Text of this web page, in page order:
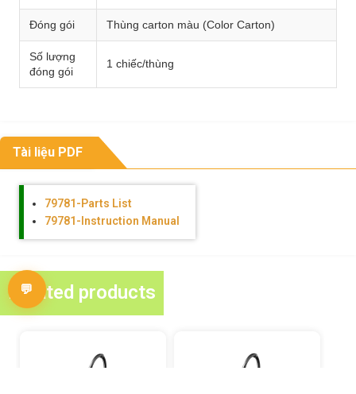
Đóng gói Thùng carton màu (Color Carton)
Số lượng
đóng gói
1 chiếc/thùng
Tài liệu PDF
79781-Parts List
79781-Instruction Manual
Related products